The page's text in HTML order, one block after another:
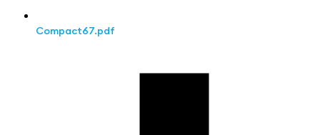
Compact67.pdf